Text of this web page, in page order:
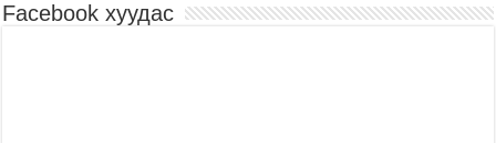
Агаарын бохирдлыг бууруулах бодлогын
Facebook хуудас